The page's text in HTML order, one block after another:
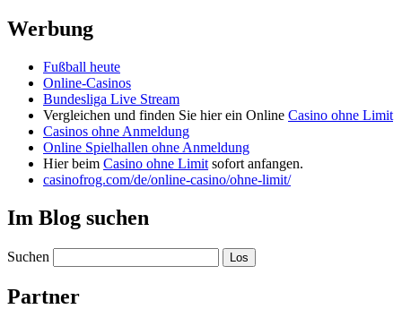
Werbung
Fußball heute
Online-Casinos
Bundesliga Live Stream
Vergleichen und finden Sie hier ein Online Casino ohne Limit
Casinos ohne Anmeldung
Online Spielhallen ohne Anmeldung
Hier beim Casino ohne Limit sofort anfangen.
casinofrog.com/de/online-casino/ohne-limit/
Im Blog suchen
Suchen
Partner